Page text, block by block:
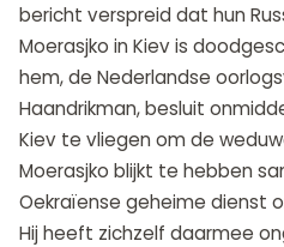
bericht verspreid dat hun
Moerasjko in Kiev is
hem, de Nederlandse
Haandrikman, besluit
Kiev te vliegen om de
Moerasjko blijkt te hebben
Oekraïense geheime dienst
Hij heeft zichzelf daarmee